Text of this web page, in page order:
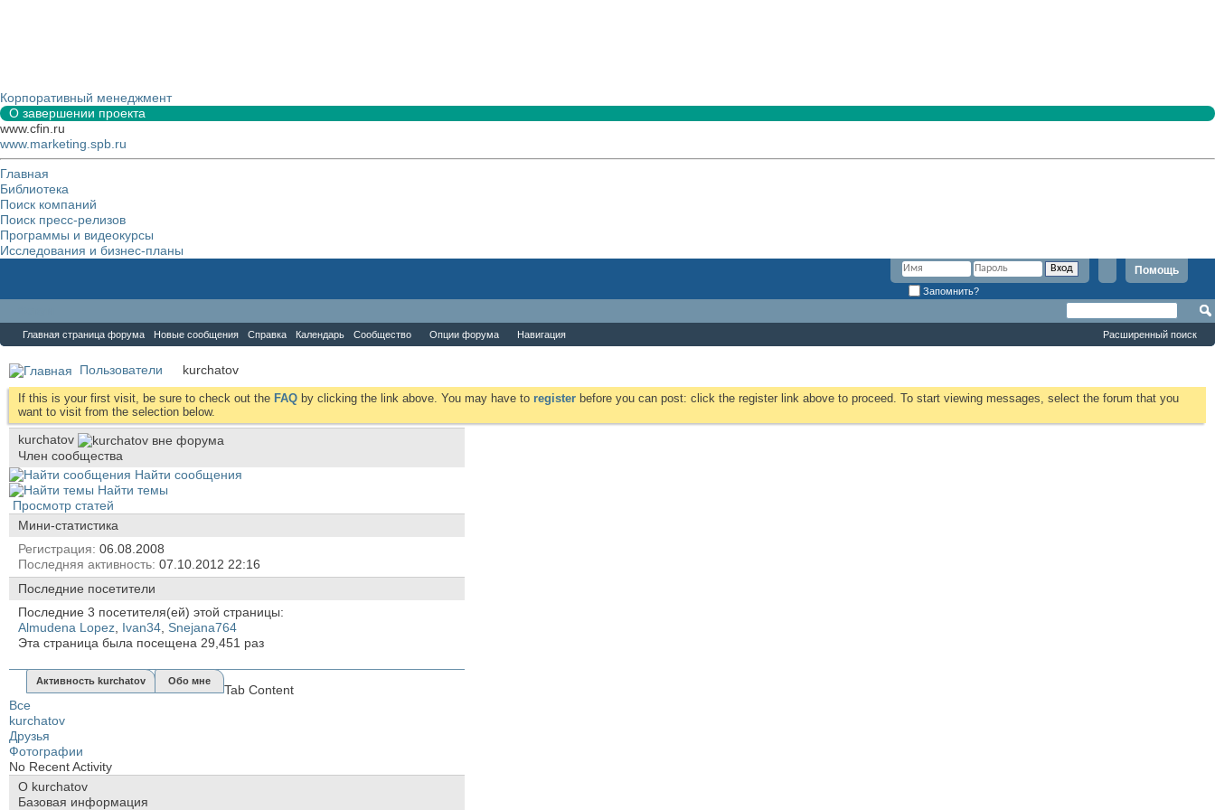
Корпоративный менеджмент
О завершении проекта
www.cfin.ru
www.marketing.spb.ru
Главная
Библиотека
Поиск компаний
Поиск пресс-релизов
Программы и видеокурсы
Исследования и бизнес-планы
Помощь
Запомнить?
Главная страница форума Новые сообщения Справка Календарь Сообщество Опции форума Навигация Расширенный поиск
Пользователи kurchatov
If this is your first visit, be sure to check out the FAQ by clicking the link above. You may have to register before you can post: click the register link above to proceed. To start viewing messages, select the forum that you
want to visit from the selection below.
kurchatov
Член сообщества
Найти сообщения
Найти темы
Просмотр статей
Мини-статистика
Регистрация 06.08.2008
Последняя активность 07.10.2012 22:16
Последние посетители
Последние 3 посетителя(ей) этой страницы:
Almudena Lopez Ivan34 Snejana764
Эта страница была посещена 29,451 раз
Активность kurchatov Обо мне
Tab Content
Все
kurchatov
Друзья
Фотографии
No Recent Activity
О kurchatov
Базовая информация